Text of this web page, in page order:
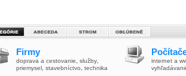
Firmy
doprava a cestovanie služby
priemysel stavebníctvo technika
internet a